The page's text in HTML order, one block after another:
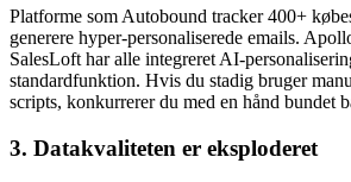
Platforme som Autobound tracker 400+
generere hyper-personaliserede emails.
SalesLoft har alle integreret AI-
standardfunktion. Hvis du stadig bruger
scripts, konkurrerer du med en hånd bundet
3. Datakvaliteten er eksploderet